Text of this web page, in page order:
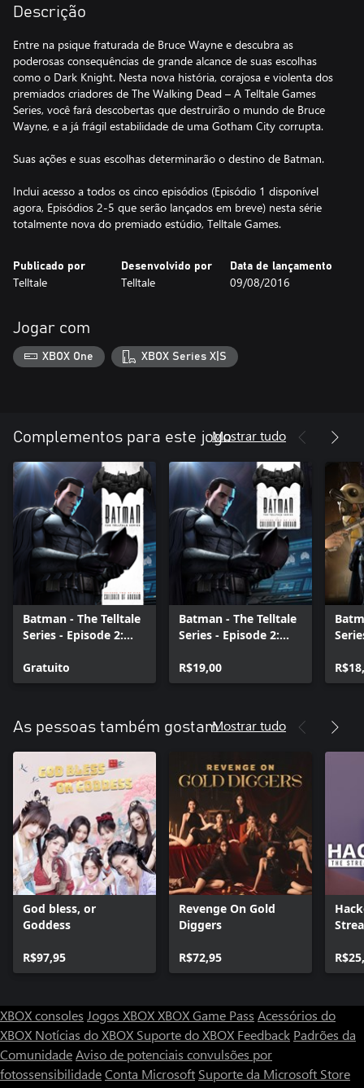
Descrição
Entre na psique fraturada de Bruce Wayne e descubra as
poderosas consequências de grande alcance de suas escolhas
como o Dark Knight. Nesta nova história, corajosa e violenta dos
premiados criadores de The Walking Dead – A Telltale Games
Series, você fará descobertas que destruirão o mundo de Bruce
Wayne, e a já frágil estabilidade de uma Gotham City corrupta.
Suas ações e suas escolhas determinarão o destino de Batman.
Inclui acesso a todos os cinco episódios (Episódio 1 disponível
agora, Episódios 2-5 que serão lançados em breve) nesta série
totalmente nova do premiado estúdio, Telltale Games.
Publicado por
Telltale
Desenvolvido por
Telltale
Data de lançamento
09/08/2016
Jogar com
XBOX One XBOX Series X|S
Complementos para este jogoMostrar tudo
Batman - The Telltale
Series - Episode 2:
Disc
Gratuito
Batman - The Telltale
Series - Episode 2:
R$19,00
As pessoas também gostamMostrar tudo
God bless, or
Goddess
R$97,95
Revenge On Gold
Diggers
R$72,95
XBOX consoles Jogos XBOXXBOX Game Pass Acessórios do
XBOX Notícias do XBOX Suporte do XBOX Feedback Padrões da
ComunidadeAviso de potenciais convulsões por
fotossensibilidadeConta Microsoft Suporte da Microsoft Store